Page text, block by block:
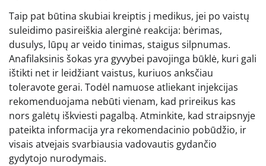
Taip pat būtina skubiai kreiptis į medikus, jei po vaistų
suleidimo pasireiškia alerginė reakcija: bėrimas,
dusulys, lūpų ar veido tinimas, staigus silpnumas.
Anafilaksinis šokas yra gyvybei pavojinga būklė, kuri gali
ištikti net ir leidžiant vaistus, kuriuos anksčiau
toleravote gerai. Todėl namuose atliekant injekcijas
rekomenduojama nebūti vienam, kad prireikus kas
nors galėtų iškviesti pagalbą. Atminkite, kad straipsnyje
pateikta informacija yra rekomendacinio pobūdžio, ir
visais atvejais svarbiausia vadovautis gydančio
gydytojo nurodymais.